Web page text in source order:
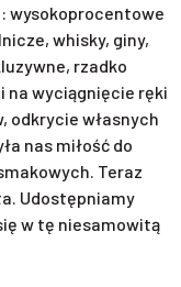
wysokoprocentowe
whisky, giny,
rzadko
na wyciągnięcie ręki
odkrycie własnych
nas miłość do
Teraz
Udostępniamy
w tę niesamowitą